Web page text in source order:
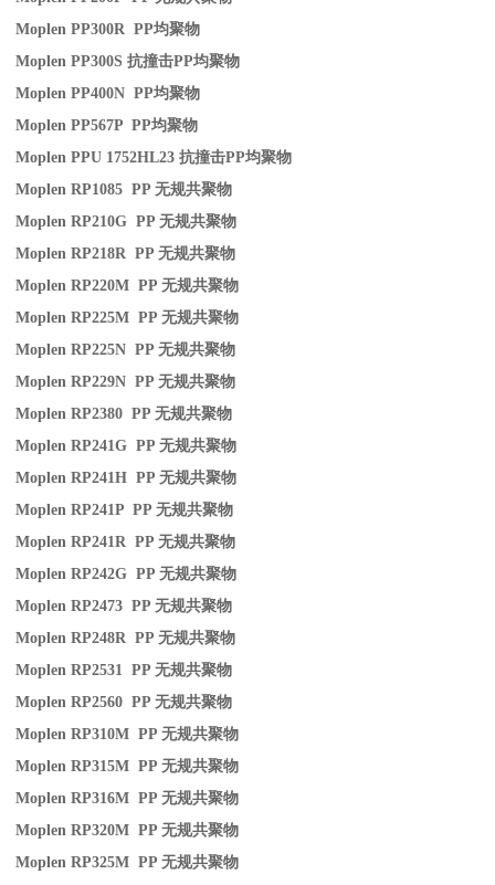
Moplen PP300R PP均聚物
Moplen PP300S抗撞击PP均聚物
Moplen PP400N PP均聚物
Moplen PP567P PP均聚物
Moplen PPU 1752HL23抗撞击PP均聚物
Moplen RP1085 PP无规共聚物
Moplen RP210G PP无规共聚物
Moplen RP218R PP无规共聚物
Moplen RP220M PP无规共聚物
Moplen RP225M PP无规共聚物
Moplen RP225N PP无规共聚物
Moplen RP229N PP无规共聚物
Moplen RP2380 PP无规共聚物
Moplen RP241G PP无规共聚物
Moplen RP241H PP无规共聚物
Moplen RP241P PP无规共聚物
Moplen RP241R PP无规共聚物
Moplen RP242G PP无规共聚物
Moplen RP2473 PP无规共聚物
Moplen RP248R PP无规共聚物
Moplen RP2531 PP无规共聚物
Moplen RP2560 PP无规共聚物
Moplen RP310M PP无规共聚物
Moplen RP315M PP无规共聚物
Moplen RP316M PP无规共聚物
Moplen RP320M PP无规共聚物
Moplen RP325M PP无规共聚物